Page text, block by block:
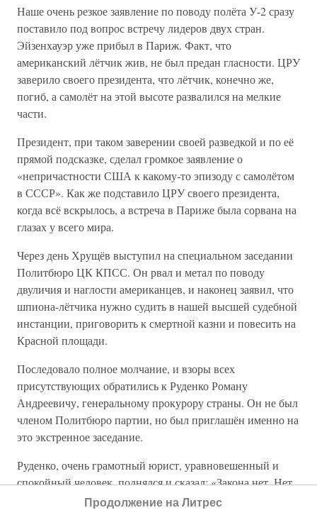
Наше очень резкое заявление по поводу полёта У-2 сразу
поставило под вопрос встречу лидеров двух стран.
Эйзенхауэр уже прибыл в Париж. Факт, что
американский лётчик жив, не был предан гласности. ЦРУ
заверило своего президента, что лётчик, конечно же,
погиб, а самолёт на этой высоте развалился на мелкие
части.
Президент, при таком заверении своей разведкой и по её
прямой подсказке, сделал громкое заявление о
«непричастности США к какому-то эпизоду с самолётом
в СССР». Как же подставило ЦРУ своего президента,
когда всё вскрылось, а встреча в Париже была сорвана на
глазах у всего мира.
Через день Хрущёв выступил на специальном заседании
Политбюро ЦК КПСС. Он рвал и метал по поводу
двуличия и наглости американцев, и наконец заявил, что
шпиона-лётчика нужно судить в нашей высшей судебной
инстанции, приговорить к смертной казни и повесить на
Красной площади.
Последовало полное молчание, и взоры всех
присутствующих обратились к Руденко Роману
Андреевичу, генеральному прокурору страны. Он не был
членом Политбюро партии, но был приглашён именно на
это экстренное заседание.
Руденко, очень грамотный юрист, уравновешенный и
спокойный человек, поднялся и сказал: «Закона нет. Нет
закона». «Как нет закона? — не мог остановиться
Продолжение на Литрес